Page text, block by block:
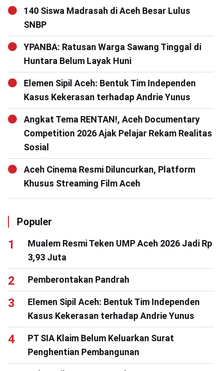
140 Siswa Madrasah di Aceh Besar Lulus
SNBP
YPANBA: Ratusan Warga Sawang Tinggal di
Huntara Belum Layak Huni
Elemen Sipil Aceh: Bentuk Tim Independen
Kasus Kekerasan terhadap Andrie Yunus
Angkat Tema RENTAN!, Aceh Documentary
Competition 2026 Ajak Pelajar Rekam Realitas
Sosial
Aceh Cinema Resmi Diluncurkan, Platform
Khusus Streaming Film Aceh
Populer
Mualem Resmi Teken UMP Aceh 2026 Jadi Rp
3,93 Juta
Pemberontakan Pandrah
Elemen Sipil Aceh: Bentuk Tim Independen
Kasus Kekerasan terhadap Andrie Yunus
PT SIA Klaim Belum Keluarkan Surat
Penghentian Pembangunan